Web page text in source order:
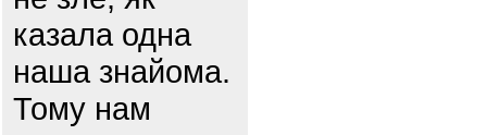
казала одна
наша знайома.
Тому нам